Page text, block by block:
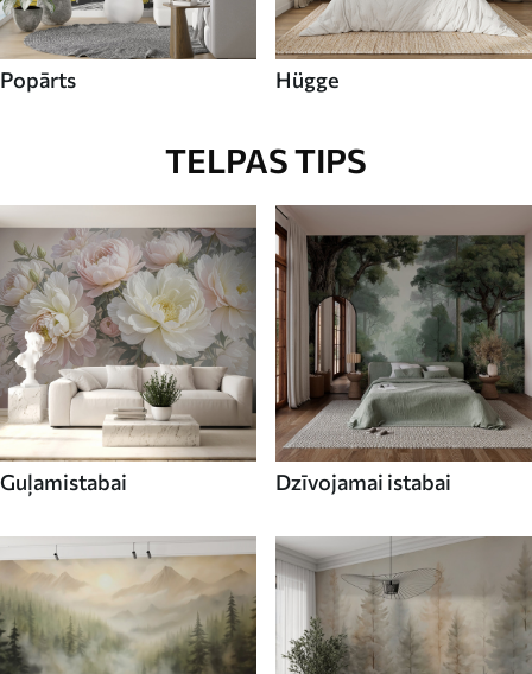
Popārts Hügge
TELPAS TIPS
Guļamistabai Dzīvojamai istabai